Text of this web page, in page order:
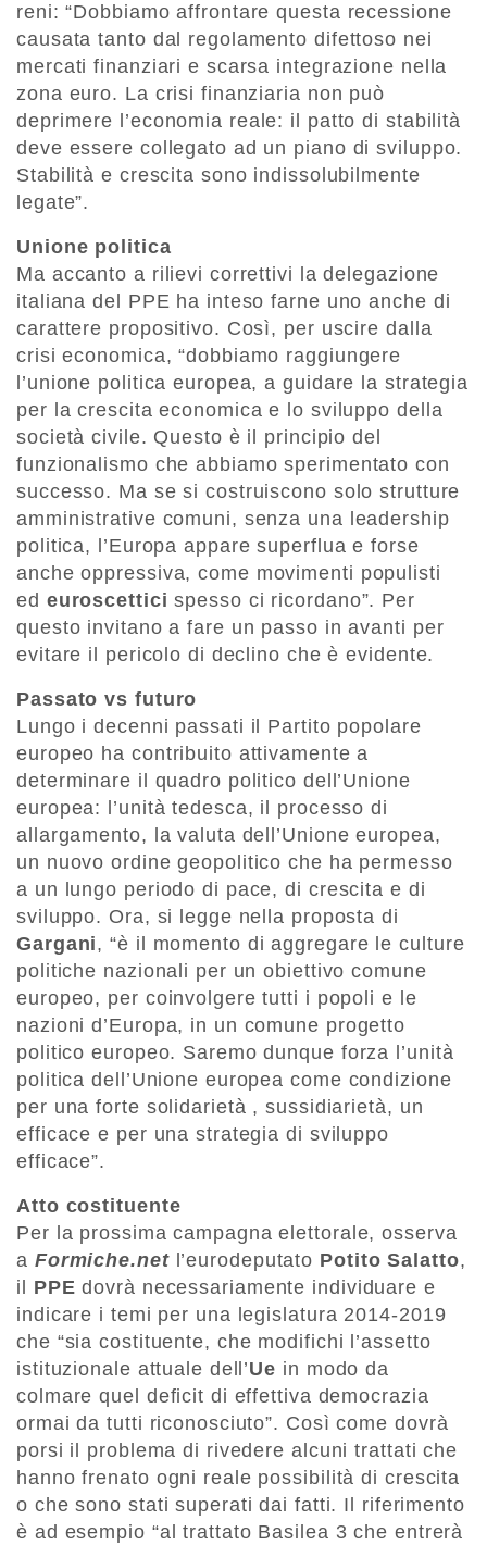
reni: “Dobbiamo affrontare questa recessione
causata tanto dal regolamento difettoso nei
mercati finanziari e scarsa integrazione nella
zona euro. La crisi finanziaria non può
deprimere l’economia reale: il patto di stabilità
deve essere collegato ad un piano di sviluppo.
Stabilità e crescita sono indissolubilmente
legate”.
Unione politica
Ma accanto a rilievi correttivi la delegazione
italiana del PPE ha inteso farne uno anche di
carattere propositivo. Così, per uscire dalla
crisi economica, “dobbiamo raggiungere
l’unione politica europea, a guidare la strategia
per la crescita economica e lo sviluppo della
società civile. Questo è il principio del
funzionalismo che abbiamo sperimentato con
successo. Ma se si costruiscono solo strutture
amministrative comuni, senza una leadership
politica, l’Europa appare superflua e forse
anche oppressiva, come movimenti populisti
ed euroscettici spesso ci ricordano”. Per
questo invitano a fare un passo in avanti per
evitare il pericolo di declino che è evidente.
Passato vs futuro
Lungo i decenni passati il Partito popolare
europeo ha contribuito attivamente a
determinare il quadro politico dell’Unione
europea: l’unità tedesca, il processo di
allargamento, la valuta dell’Unione europea,
un nuovo ordine geopolitico che ha permesso
a un lungo periodo di pace, di crescita e di
sviluppo. Ora, si legge nella proposta di
Gargani, “è il momento di aggregare le culture
politiche nazionali per un obiettivo comune
europeo, per coinvolgere tutti i popoli e le
nazioni d’Europa, in un comune progetto
politico europeo. Saremo dunque forza l’unità
politica dell’Unione europea come condizione
per una forte solidarietà , sussidiarietà, un
efficace e per una strategia di sviluppo
efficace”.
Atto costituente
Per la prossima campagna elettorale, osserva
a Formiche.net l’eurodeputato Potito Salatto,
il PPE dovrà necessariamente individuare e
indicare i temi per una legislatura 2014-2019
che “sia costituente, che modifichi l’assetto
istituzionale attuale dell’Ue in modo da
colmare quel deficit di effettiva democrazia
ormai da tutti riconosciuto”. Così come dovrà
porsi il problema di rivedere alcuni trattati che
hanno frenato ogni reale possibilità di crescita
o che sono stati superati dai fatti. Il riferimento
è ad esempio “al trattato Basilea 3 che entrerà